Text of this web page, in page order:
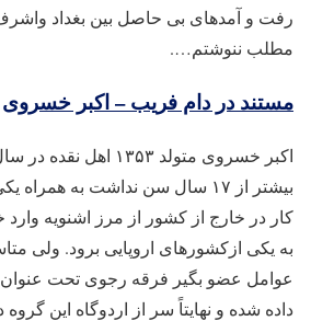
رفت و آمدهای بی حاصل بین بغداد
مطلب ننوشتم….
مستند در دام فریب – اکبر خسروی
بیشتر از ۱۷ سال سن نداشت به
کار در خارج از کشور از مرز اشنویه وارد
به یکی ازکشورهای اروپایی برود. ولی
عوامل عضو بگیر فرقه رجوی تحت
داده شده و نهایتاً سر از اردوگاه این